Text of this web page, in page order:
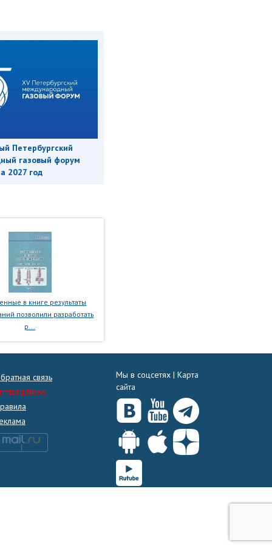
Петербургский
газовый форум
2027 год
в книге результаты
позволили разработать
р...
связь
Мы в соцсетях | Карта
сайта